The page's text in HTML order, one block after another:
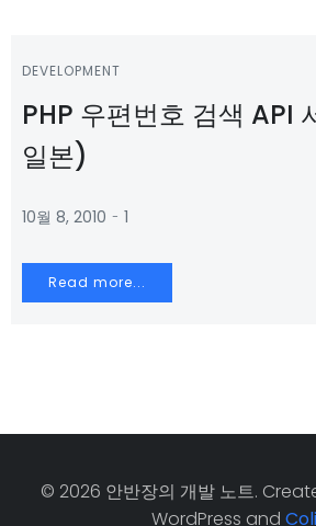
DEVELOPMENT
PHP 우편번호 검색 API
일본)
10월 8, 2010 - 1
Read more...
© 2026 안반장의 개발 노트.
WordPress and